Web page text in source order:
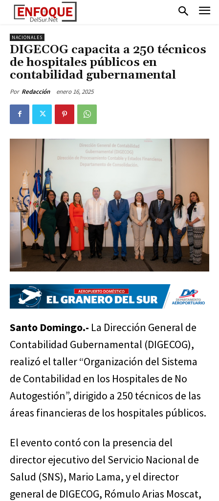
NACIONALES
DIGECOG capacita a 250 técnicos
de hospitales públicos en
contabilidad gubernamental
Por Redacción enero 16, 2025
Santo Domingo.- La Dirección General de
Contabilidad Gubernamental (DIGECOG),
realizó el taller “Organización del Sistema
de Contabilidad en los Hospitales de No
Autogestión”, dirigido a 250 técnicos de las
áreas financieras de los hospitales públicos.
El evento contó con la presencia del
director ejecutivo del Servicio Nacional de
Salud (SNS), Mario Lama, y el director
general de DIGECOG, Rómulo Arias Moscat,